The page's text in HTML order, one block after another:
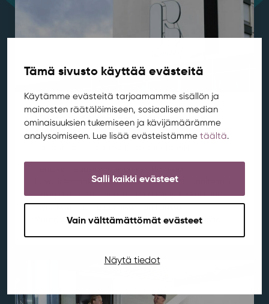
Tämä sivusto käyttää evästeitä
Käytämme evästeitä tarjoamamme sisällön ja
mainosten räätälöimiseen, sosiaalisen median
ominaisuuksien tukemiseen ja kävijämäärämme
analysoimiseen. Lue lisää evästeistämme täältä.
Salli kaikki evästeet
Vain välttämättömät evästeet
Näytä tiedot
Muutostyöt käynnistyvät Rentukan
aukiolla
turvallisemmaksi ja viihtyisämmäksi on suunniteltu jo
jonkin aikaa. Suunnitelmista on käyty keskustelua
myös Kylän asukastoimikunnan kanssa.
Muutostöiden yhteydessä aukiolle tuodaan lisää...